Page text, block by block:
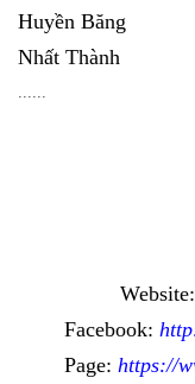
Huyền Băng
Nhất Thành
......
Website:
Facebook:
Page: https://